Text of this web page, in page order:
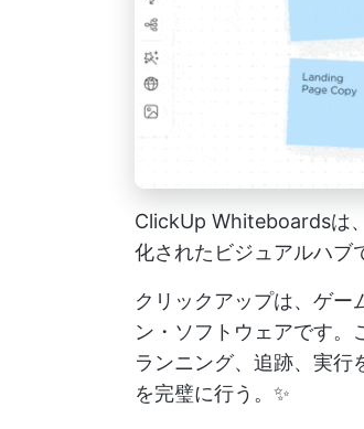
ClickUp Whiteboardsは
化されたビジュアルハブ
クリックアップは、ゲー
ン・ソフトウェアです。
ランニング、追跡、実行
を完璧に行う。✨